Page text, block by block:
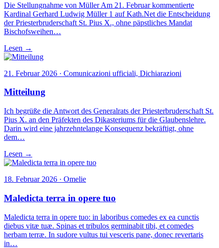
Die Stellungnahme von Müller Am 21. Februar kommentierte
Kardinal Gerhard Ludwig Müller 1 auf Kath.Net die Entscheidung
der Priesterbruderschaft St. Pius X., ohne päpstliches Mandat
Bischofsweihen…
Lesen →
21. Februar 2026 · Comunicazioni ufficiali, Dichiarazioni
Mitteilung
Ich begrüße die Antwort des Generalrats der Priesterbruderschaft St.
Pius X. an den Präfekten des Dikasteriums für die Glaubenslehre.
Darin wird eine jahrzehntelange Konsequenz bekräftigt, ohne
dem…
Lesen →
18. Februar 2026 · Omelie
Maledicta terra in opere tuo
Maledicta terra in opere tuo: in laboribus comedes ex ea cunctis
diebus vitæ tuæ. Spinas et tribulos germinabit tibi, et comedes
herbam terræ. In sudore vultus tui vesceris pane, donec revertaris
in…